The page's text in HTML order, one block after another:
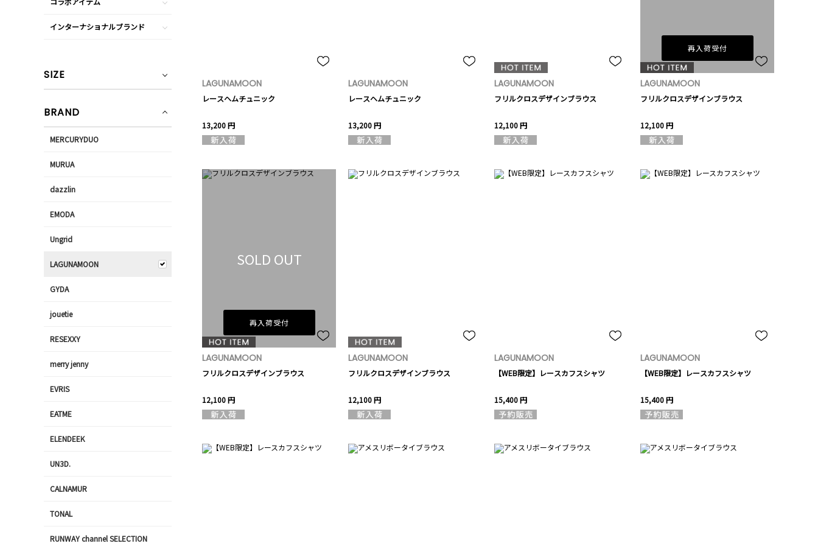
LAGUNAMOON
レースヘムチュニック
13,200 円
LAGUNAMOON
レースヘムチュニック
13,200 円
LAGUNAMOON
フリルクロスデザインブラウス
12,100 円
再入荷受付
LAGUNAMOON
フリルクロスデザインブラウス
12,100 円
SOLD OUT
再入荷受付
LAGUNAMOON
フリルクロスデザインブラウス
12,100 円
LAGUNAMOON
フリルクロスデザインブラウス
12,100 円
LAGUNAMOON
【WEB限定】レースカフスシャツ
15,400 円
LAGUNAMOON
【WEB限定】レースカフスシャツ
15,400 円
インターナショナルブランド
SIZE
BRAND
MERCURYDUO
MURUA
dazzlin
EMODA
Ungrid
LAGUNAMOON
GYDA
jouetie
RESEXXY
merry jenny
EVRIS
EATME
ELENDEEK
UN3D.
CALNAMUR
TONAL
RUNWAY channel SELECTION